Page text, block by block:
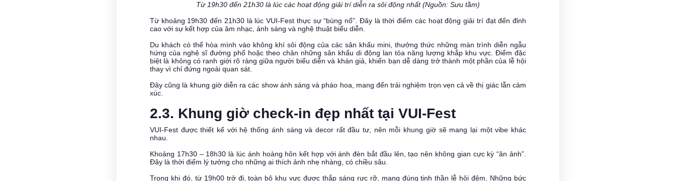
Từ 19h30 đến 21h30 là lúc các hoạt động giải trí diễn ra sôi động nhất (Nguồn: Sưu tầm)
Từ khoảng 19h30 đến 21h30 là lúc VUI-Fest thực sự “bùng nổ”. Đây là thời điểm các hoạt động giải trí đạt đến đỉnh
cao với sự kết hợp của âm nhạc, ánh sáng và nghệ thuật biểu diễn.
Du khách có thể hòa mình vào không khí sôi động của các sân khấu mini, thưởng thức những màn trình diễn ngẫu
hứng của nghệ sĩ đường phố hoặc theo chân những sân khấu di động lan tỏa năng lượng khắp khu vực. Điểm đặc
biệt là không có ranh giới rõ ràng giữa người biểu diễn và khán giả, khiến bạn dễ dàng trở thành một phần của lễ hội
thay vì chỉ đứng ngoài quan sát.
Đây cũng là khung giờ diễn ra các show ánh sáng và pháo hoa, mang đến trải nghiệm trọn vẹn cả về thị giác lẫn cảm
xúc.
2.3. Khung giờ check-in đẹp nhất tại VUI-Fest
VUI-Fest được thiết kế với hệ thống ánh sáng và decor rất đầu tư, nên mỗi khung giờ sẽ mang lại một vibe khác
nhau.
Khoảng 17h30 – 18h30 là lúc ánh hoàng hôn kết hợp với ánh đèn bắt đầu lên, tạo nên không gian cực kỳ “ăn ảnh”.
Đây là thời điểm lý tưởng cho những ai thích ảnh nhẹ nhàng, có chiều sâu.
Trong khi đó, từ 19h00 trở đi, toàn bộ khu vực được thắp sáng rực rỡ, mang đúng tinh thần lễ hội đêm. Những bức